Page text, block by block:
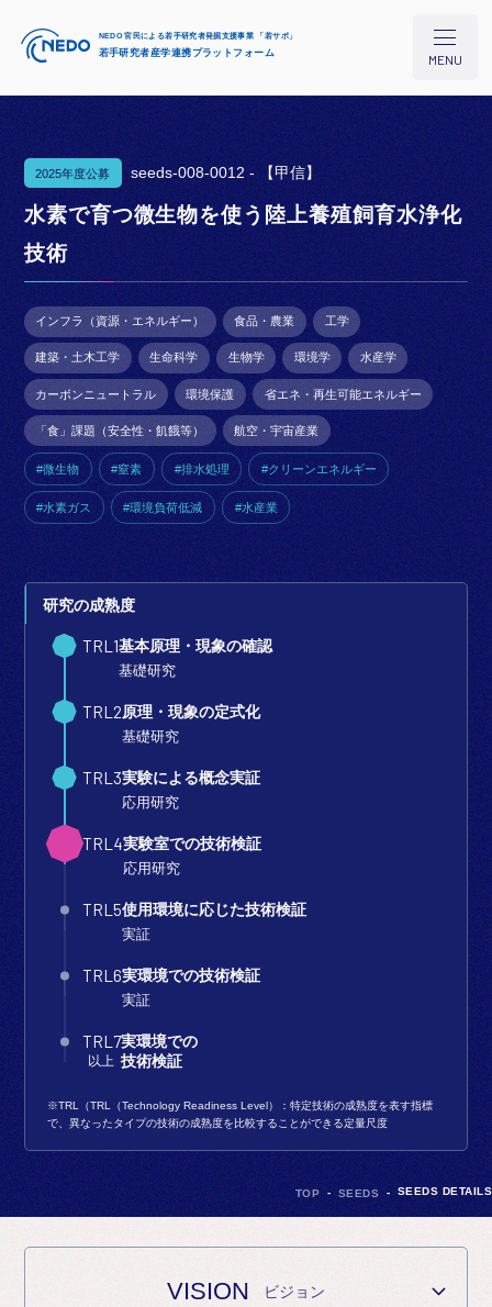
NEDO 官民による若手研究者発掘支援事業 「若サポ」
若手研究者産学連携プラットフォーム MENU
本プロジェクトについて
研究シーズ検索
イベント/セミナー
コラム
お知らせ
2025年度公募 seeds-008-0012 - 【甲信】
水素で育つ微生物を使う陸上養殖飼育水浄化
技術
インフラ（資源・エネルギー） 食品・農業 工学
建築・土木工学 生命科学 生物学 環境学 水産学
カーボンニュートラル 環境保護 省エネ・再生可能エネルギー
「食」課題（安全性・飢餓等） 航空・宇宙産業
#微生物 #窒素 #排水処理 #クリーンエネルギー
#水素ガス #環境負荷低減 #水産業
研究の成熟度
TRL1基本原理・ 現象の確認
基礎研究
TRL2原理・現象の定式化
基礎研究
TRL3実験による概念実証
応用研究
TRL4実験室での技術検証
応用研究
TRL5使用環境に応じた技術検証
実証
TRL6実環境での技術検証
実証
TRL7
以上
実環境での
技術検証
※TRL（TRL（Technology Readiness Level）：特定技術の成熟度を表す指標
で、異なったタイプの技術の成熟度を比較することができる定量尺度
TOP SEEDS SEEDS DETAILS
VISION ビジョン